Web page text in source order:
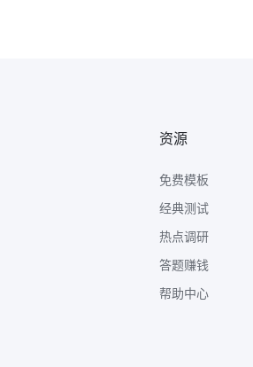
资源
免费模板
经典测试
热点调研
答题赚钱
帮助中心